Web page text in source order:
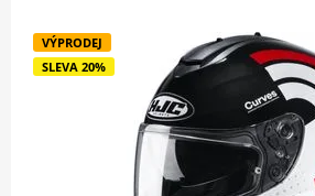
VÝPRODEJ
SLEVA 20%